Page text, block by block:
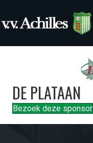
DE PLATAAN
Bezoek deze sponsor